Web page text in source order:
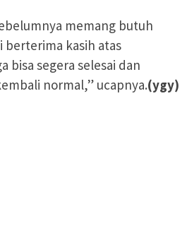
memang butuh
kasih atas
bisa segera selesai dan
normal,” ucapnya.(ygy)